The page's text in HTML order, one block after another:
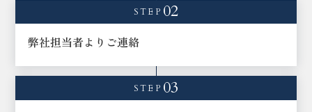
STEP 02
弊社担当者よりご連絡
STEP 03